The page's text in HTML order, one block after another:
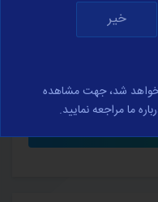
خیر
داده نخواهد شد، جهت مشاهده
ما مراجعه نمایید.